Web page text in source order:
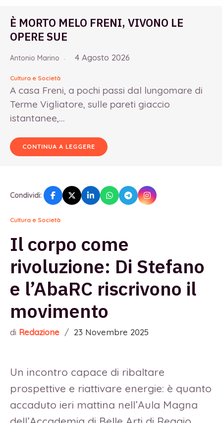
È MORTO MELO FRENI, VIVONO LE
OPERE SUE
Antonio Marino 4 Agosto 2026
Cultura e Società
A casa Freni, a pochi passi dal lungomare di
Terme Vigliatore, sulle pareti giaccio
istantanee,...
CONTINUA A LEGGERE
Condividi:
Cultura e Società
Il corpo come
rivoluzione: Di Stefano
e l’AbaRC riscrivono il
movimento
di Redazione / 23 Novembre 2025
Un incontro capace di ribaltare
prospettive e riattivare energie: è quanto
accaduto ieri mattina nell’Aula Magna